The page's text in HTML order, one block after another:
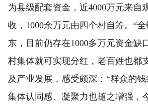
为县级配套资金，近4000万元来自
收，1000余万元由四个村自筹。“
东，目前仍存在1000多万元资金缺
村集体就可实现分红，老百姓也都
及产业发展，感受颇深：“群众的钱
集体认同感、凝聚力也随之增强，